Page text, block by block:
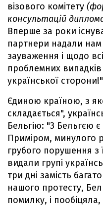
візового комітету
консультацій
Вперше за роки
партнери надали нам
зауваження і щодо
проблемних
української сторони!"
Єдиною країною, з
складається",
Бельгію: "З Бельгєю
Приміром, минулого
грубого порушення з
видали групі
три дні замість
нашого протесту,
помилку, і